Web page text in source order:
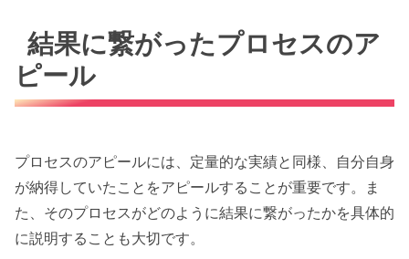
結果に繋がったプロセスのア
ピール
プロセスのアピールには、定量的な実績と同様、自分自身
が納得していたことをアピールすることが重要です。ま
た、そのプロセスがどのように結果に繋がったかを具体的
に説明することも大切です。